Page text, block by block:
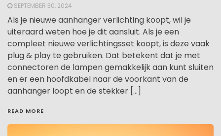
SEPTEMBER 30, 2024
Als je nieuwe aanhanger verlichting koopt, wil je
uiteraard weten hoe je dit aansluit. Als je een
compleet nieuwe verlichtingsset koopt, is deze vaak
plug & play te gebruiken. Dat betekent dat je met
connectoren de lampen gemakkelijk aan kunt sluiten
en er een hoofdkabel naar de voorkant van de
aanhanger loopt en de stekker […]
READ MORE